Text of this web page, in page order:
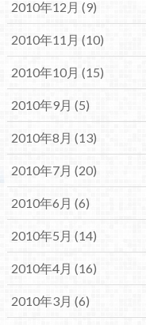
2010年12月 (9)
2010年11月 (10)
2010年10月 (15)
2010年9月 (5)
2010年8月 (13)
2010年7月 (20)
2010年6月 (6)
2010年5月 (14)
2010年4月 (16)
2010年3月 (6)